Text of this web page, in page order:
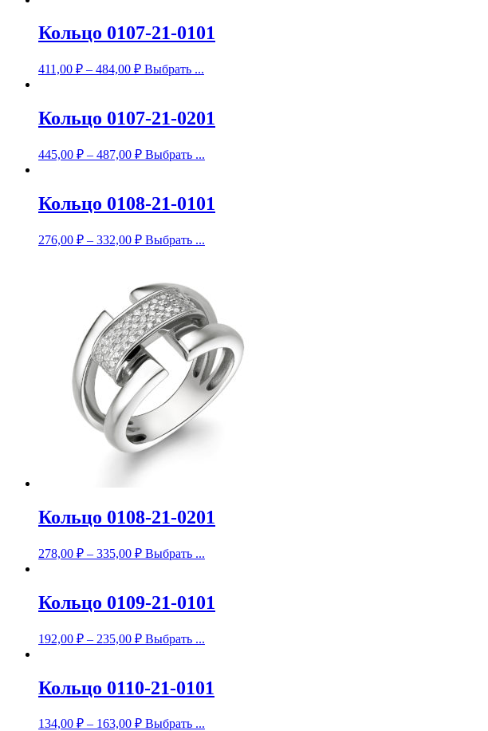
Кольцо 0107-21-0101
411,00 ₽ – 484,00 ₽ Выбрать ...
Кольцо 0107-21-0201
445,00 ₽ – 487,00 ₽ Выбрать ...
Кольцо 0108-21-0101
276,00 ₽ – 332,00 ₽ Выбрать ...
Кольцо 0108-21-0201
278,00 ₽ – 335,00 ₽ Выбрать ...
Кольцо 0109-21-0101
192,00 ₽ – 235,00 ₽ Выбрать ...
Кольцо 0110-21-0101
134,00 ₽ – 163,00 ₽ Выбрать ...